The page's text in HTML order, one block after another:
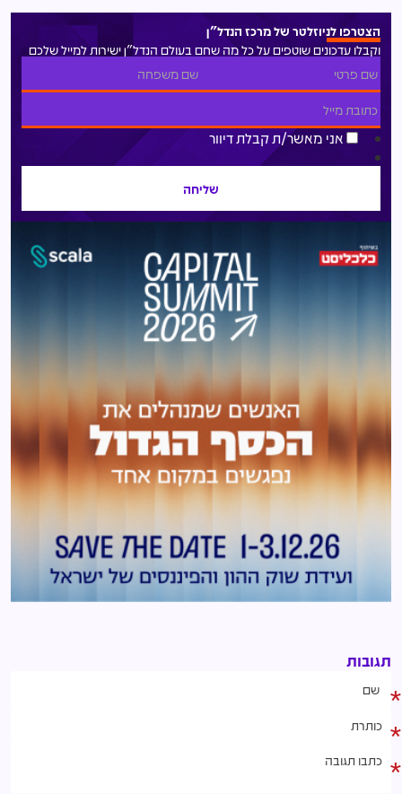
הצטרפו לניוזלטר של מרכז הנדל"ן
וקבלו עדכונים שוטפים על כל מה שחם בעולם הנדל"ן ישירות למייל שלכם
אני מאשר/ת קבלת דיוור
תגובות